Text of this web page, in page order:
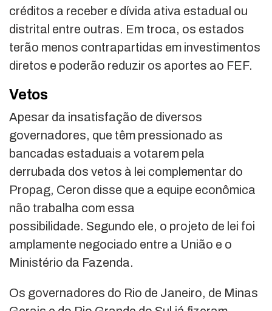
créditos a receber e dívida ativa estadual ou
distrital entre outras. Em troca, os estados
terão menos contrapartidas em investimentos
diretos e poderão reduzir os aportes ao FEF.
Vetos
Apesar da insatisfação de diversos
governadores, que têm pressionado as
bancadas estaduais a votarem pela
derrubada dos vetos à lei complementar do
Propag, Ceron disse que a equipe econômica
não trabalha com essa
possibilidade. Segundo ele, o projeto de lei foi
amplamente negociado entre a União e o
Ministério da Fazenda.
Os governadores do Rio de Janeiro, de Minas